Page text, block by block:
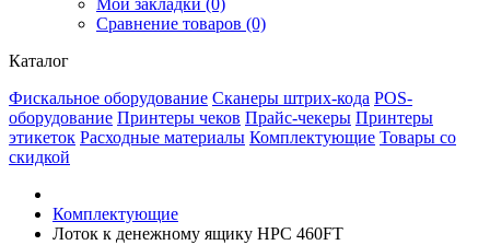
Мои закладки (0)
Сравнение товаров (0)
Каталог
Фискальное оборудование Сканеры штрих-кода POS-
оборудование Принтеры чеков Прайс-чекеры Принтеры
этикеток Расходные материалы Комплектующие Товары со
скидкой
Комплектующие
Лоток к денежному ящику HPC 460FT